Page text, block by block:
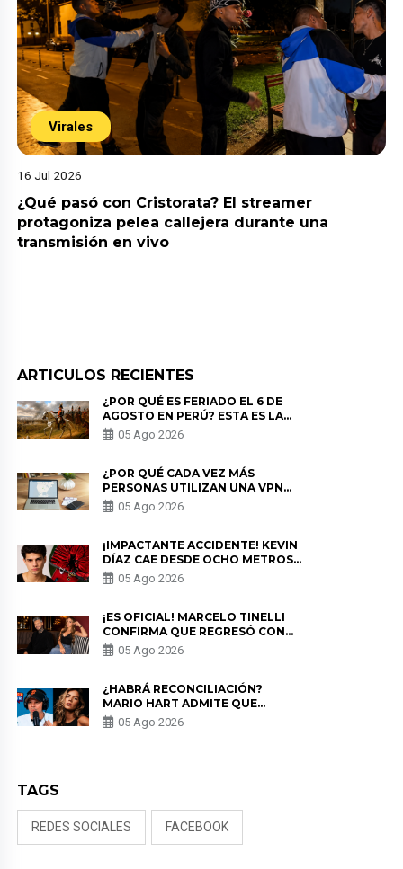
Virales
16 Jul 2026
¿Qué pasó con Cristorata? El streamer
protagoniza pelea callejera durante una
transmisión en vivo
ARTICULOS RECIENTES
¿POR QUÉ ES FERIADO EL 6 DE
AGOSTO EN PERÚ? ESTA ES LA
HISTORIA
05 Ago 2026
¿POR QUÉ CADA VEZ MÁS
PERSONAS UTILIZAN UNA VPN
PARA PROTEGER SU
PRIVACIDAD?
05 Ago 2026
¡IMPACTANTE ACCIDENTE! KEVIN
DÍAZ CAE DESDE OCHO METROS
EN “ESTO ES GUERRA” Y GENERA
PREOCUPACIÓN
05 Ago 2026
¡ES OFICIAL! MARCELO TINELLI
CONFIRMA QUE REGRESÓ CON
MILETT FIGUEROA: “EL AMOR
PUDO MÁS”
05 Ago 2026
¿HABRÁ RECONCILIACIÓN?
MARIO HART ADMITE QUE
PODRÍA VOLVER CON KORINA
RIVADENEIRA: “NO LE CERRARÍA
05 Ago 2026
TAGS
REDES SOCIALES FACEBOOK